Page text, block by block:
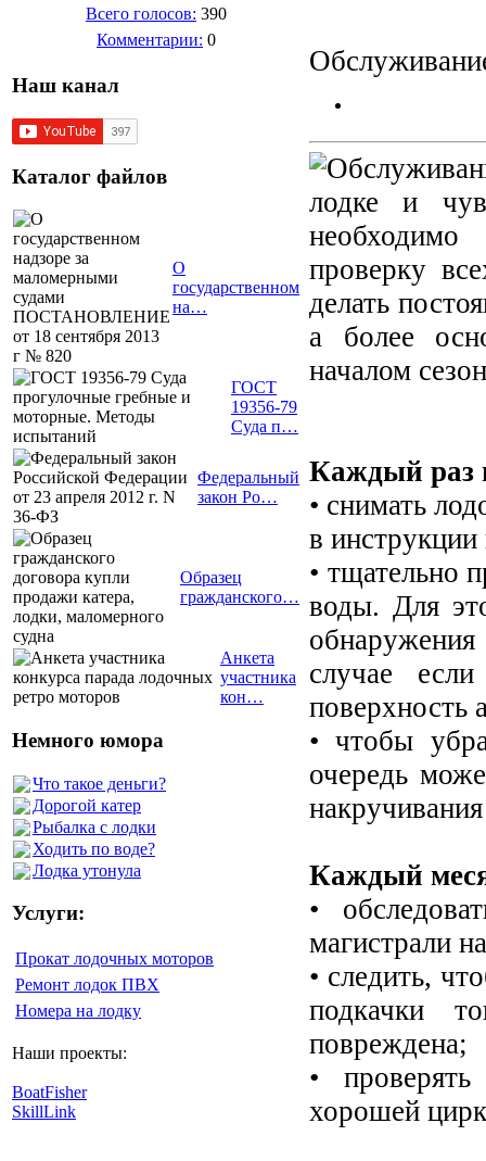
Всего голосов: 390
Комментарии: 0
Наш канал
Каталог файлов
О
государственном
на…
ГОСТ
19356-79
Суда п…
Федеральный
закон Ро…
Образец
гражданского…
Анкета
участника
кон…
Немного юмора
Что такое деньги?
Дорогой катер
Рыбалка с лодки
Ходить по воде?
Лодка утонула
Услуги:
Прокат лодочных моторов
Ремонт лодок ПВХ
Номера на лодку
Наши проекты:
BoatFisher
SkillLink
лодке и
необходимо
проверку
делать
а более
началом
Каждый раз
• снимать
в инструкции
• тщательно
воды. Для
случае
поверхность
• чтобы
очередь
Каждый
•
магистрали
• следить,
подкачки
повреждена;
•
хорошей